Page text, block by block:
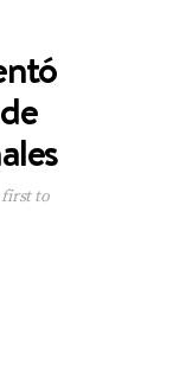
first to